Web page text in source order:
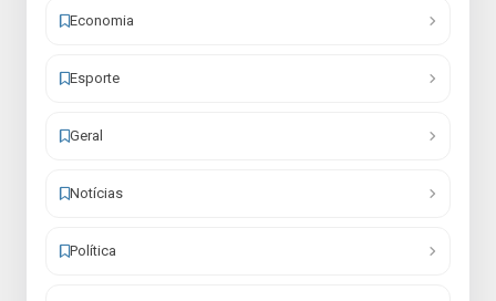
Economia
Esporte
Geral
Notícias
Política